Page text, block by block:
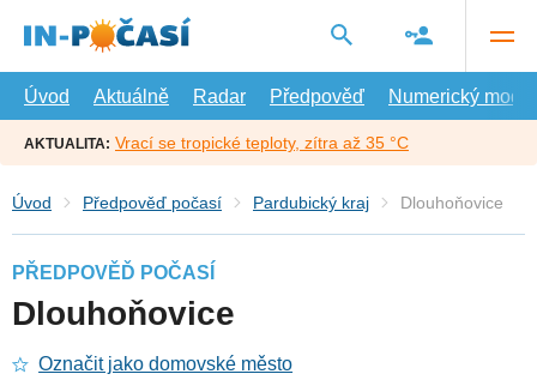
hlavní
Úvod
Aktuálně Radar Předpověď Numerický model
AKTUALITA: Vrací se tropické teploty, zítra až 35 °C
Úvod Předpověď počasí Pardubický kraj Dlouhoňovice
PŘEDPOVĚĎ POČASÍ
Dlouhoňovice
Označit jako domovské město